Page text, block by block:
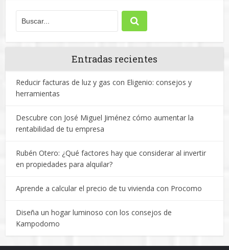
Entradas recientes
Reducir facturas de luz y gas con Eligenio: consejos y
herramientas
Descubre con José Miguel Jiménez cómo aumentar la
rentabilidad de tu empresa
Rubén Otero: ¿Qué factores hay que considerar al invertir
en propiedades para alquilar?
Aprende a calcular el precio de tu vivienda con Procomo
Diseña un hogar luminoso con los consejos de
Kampodomo